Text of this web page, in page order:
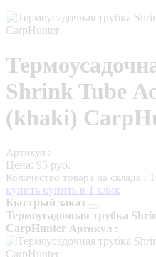
Shrink Tube
(khaki)
Артикул :
Цена: 95 руб.
Количество товара на складе :
купить купить в 1 клик
Быстрый заказ
Термоусадочная трубка
CarpHunter Артикул :